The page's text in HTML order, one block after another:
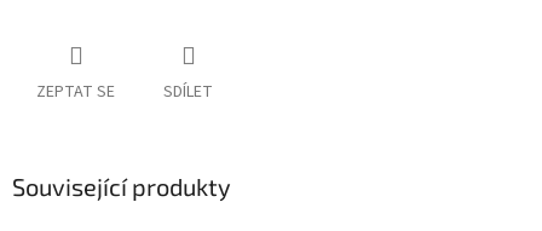
ZEPTAT SE SDÍLET
Související produkty